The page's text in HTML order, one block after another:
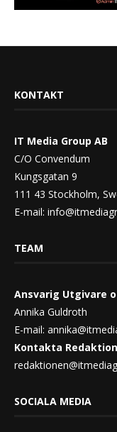
KONTAKT
IT Media Group AB
C/O Convendum
Kungsgatan 9
111 43 Stockholm,
E-mail:
TEAM
Ansvarig Utgivare
Annika Guldroth
E-mail:
Kontakta
SOCIALA MEDIA